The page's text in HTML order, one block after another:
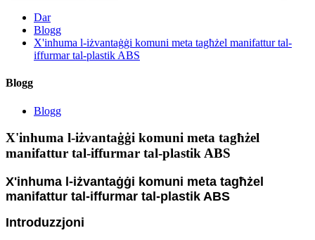
Dar
Blogg
X'inhuma l-iżvantaġġi komuni meta tagħżel manifattur tal-
iffurmar tal-plastik ABS
Blogg
Blogg
X'inhuma l-iżvantaġġi komuni meta tagħżel
manifattur tal-iffurmar tal-plastik ABS
X'inhuma l-iżvantaġġi komuni meta tagħżel
manifattur tal-iffurmar tal-plastik ABS
Introduzzjoni